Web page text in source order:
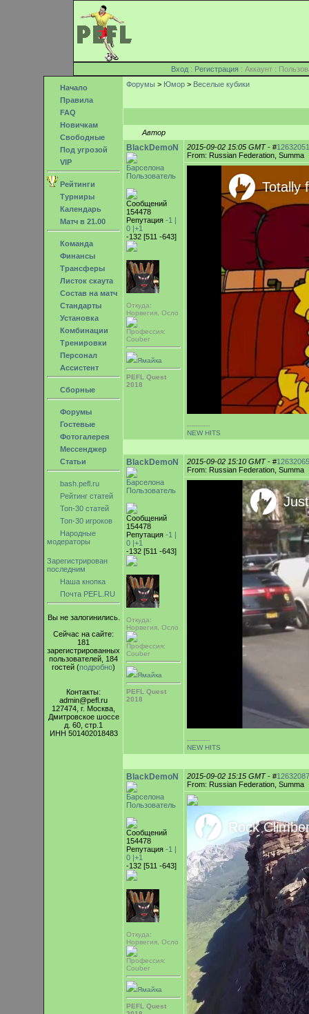
Вход : Регистрация : Аккаунт :
Начало
Правила
FAQ
Новичкам
Свободные
Под угрозой
VIP
Рейтинги
Турниры
Календарь
Матч в 21.00
Команда
Финансы
Трансферы
Листок скаута
Состав на матч
Стандарты
Установка
Комбинации
Тренировки
Персонал
Ассистент
Сборные
Форумы
Гостевые
Фотогалерея
Мессенджер
Статьи
bash.pefl.ru
Рейтинг статей
Топ-30 статей
Топ-30 игроков
Народные
модераторы
Зарегистрирован
последним
Наша кнопка
Почта PEFL.RU
Вы не залогинились.
Сейчас на сайте:
181
зарегистрированных
пользователей, 184
гостей (подробно)
Контакты:
admin@pefl.ru
127474, г. Москва,
Дмитровское шоссе
д. 60, стр.1
ИНН 501402018483
Форумы > Юмор > Веселые кубики
Автор
BlackDemoN
Барселона
Пользователь
Сообщений
154478
Репутация -1 |
0 |+1
-132 [511 -643]
Откуда:
Норвегия, Осло
Профессия:
Couber
Ямайка
PEFL Quest
2018
2015-09-02 15:05 GMT- #12632051
From: Russian Federation, Summa
-----------
NEW HITS
BlackDemoN
Барселона
Пользователь
Сообщений
154478
Репутация -1 |
0 |+1
-132 [511 -643]
Откуда:
Норвегия, Осло
Профессия:
Couber
Ямайка
PEFL Quest
2018
2015-09-02 15:10 GMT- #12632065
From: Russian Federation, Summa
-----------
NEW HITS
BlackDemoN
Барселона
Пользователь
Сообщений
154478
Репутация -1 |
0 |+1
-132 [511 -643]
Откуда:
Норвегия, Осло
Профессия:
Couber
Ямайка
PEFL Quest
2015-09-02 15:15 GMT- #12632087
From: Russian Federation, Summa